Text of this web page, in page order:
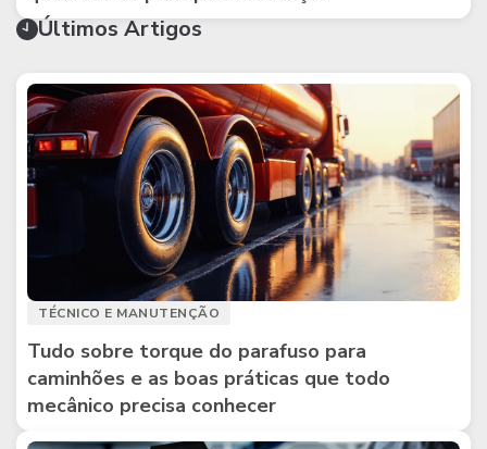
Últimos Artigos
TÉCNICO E MANUTENÇÃO
Tudo sobre torque do parafuso para
caminhões e as boas práticas que todo
mecânico precisa conhecer